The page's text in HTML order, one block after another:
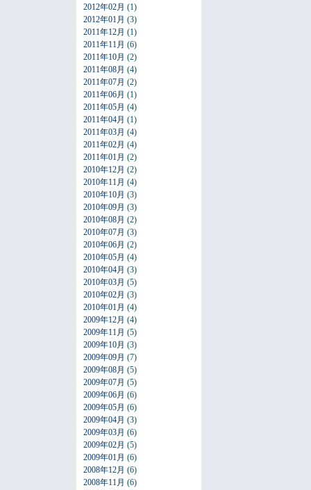
2012年02月 (1)
2012年01月 (3)
2011年12月 (1)
2011年11月 (6)
2011年10月 (2)
2011年08月 (4)
2011年07月 (2)
2011年06月 (1)
2011年05月 (4)
2011年04月 (1)
2011年03月 (4)
2011年02月 (4)
2011年01月 (2)
2010年12月 (2)
2010年11月 (4)
2010年10月 (3)
2010年09月 (3)
2010年08月 (2)
2010年07月 (3)
2010年06月 (2)
2010年05月 (4)
2010年04月 (3)
2010年03月 (5)
2010年02月 (3)
2010年01月 (4)
2009年12月 (4)
2009年11月 (5)
2009年10月 (3)
2009年09月 (7)
2009年08月 (5)
2009年07月 (5)
2009年06月 (6)
2009年05月 (6)
2009年04月 (3)
2009年03月 (6)
2009年02月 (5)
2009年01月 (6)
2008年12月 (6)
2008年11月 (6)